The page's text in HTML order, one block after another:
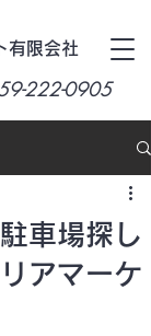
有限会社
222-0905
車場探し
アマーケ